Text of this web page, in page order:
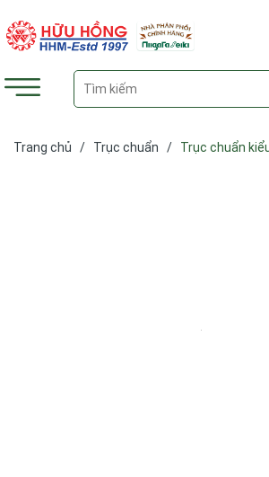
Trang chủ / Trục chuẩn / Trục chuẩn